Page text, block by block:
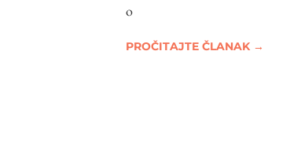
o
PROČITAJTE ČLANAK →